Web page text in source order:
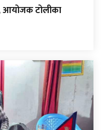
आयोजक टोलीका